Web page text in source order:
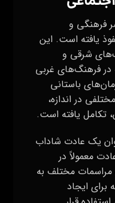
یک عادت شاداب
معمولاً در
مراسمات مختلف به
ایجاد
قرار
قلیان
فرهنگ‌ها و
از انسجام
پرطرفدار و
همچنان مورد توجه
تاریخ است.